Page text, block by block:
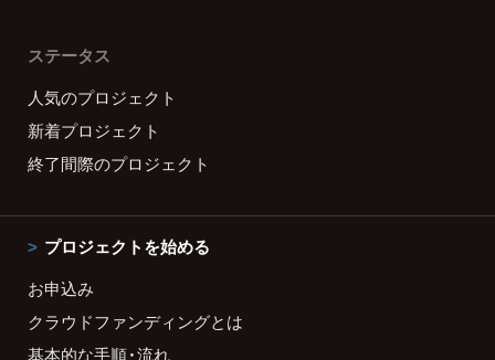
ステータス
人気のプロジェクト
新着プロジェクト
終了間際のプロジェクト
プロジェクトを始める
お申込み
クラウドファンディングとは
基本的な手順・流れ